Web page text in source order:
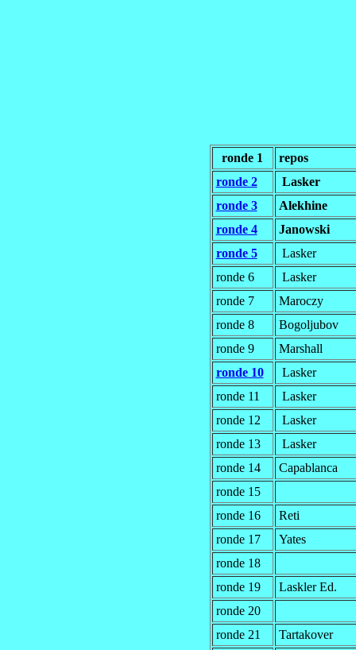
ronde 1
repos
ronde 2
Lasker
ronde 3
Alekhine
ronde 4
Janowski
ronde 5
Lasker
ronde 6
Lasker
ronde 7
Maroczy
ronde 8
Bogoljubov
ronde 9
Marshall
ronde 10
Lasker
ronde 11
Lasker
ronde 12
Lasker
ronde 13
Lasker
ronde 14
Capablanca
ronde 15
ronde 16
Reti
ronde 17
Yates
ronde 18
ronde 19
Laskler Ed.
ronde 20
ronde 21
Tartakover